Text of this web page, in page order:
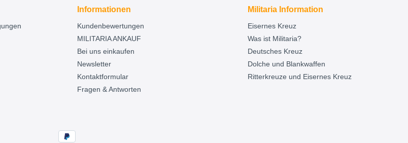
Informationen
Kundenbewertungen
MILITARIA ANKAUF
Bei uns einkaufen
Newsletter
Kontaktformular
Fragen & Antworten
Militaria Information
Eisernes Kreuz
Was ist Militaria?
Deutsches Kreuz
Dolche und Blankwaffen
Ritterkreuze und Eisernes Kreuz